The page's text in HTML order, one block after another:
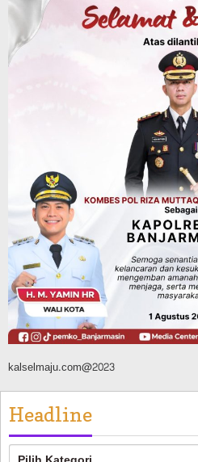
Sosial & Keagamaan
Hari Pramuka ke-65,
Banjarmasin Ziarah
Antasari dan Gelar
Budaya & Pariwisata
Sambut Ketua Komisi
Suguhkan Ikan Sepat
Cacapan Khas Banjar
Agustus 8, 2026
kalselmaju.com@2023
Headline
Headline